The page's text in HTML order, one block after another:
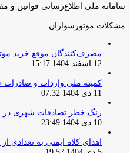
سامانه ملی اطلاع‌رسانی قوانین و
مشکلات موتورسواران
مصرف‌کنندگان موقع خرید
12 اسفند 1404 15:17
کمیته ملی واردات و صادرات «کشور
11 دی 1404 07:32
زنگ خطر تصادفات شهری در
10 دی 1404 23:49
اهدای کلاه ایمنی به تعدادی